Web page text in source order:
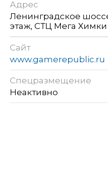
Адрес
Ленинградское шоссе
этаж, СТЦ Мега Химки
Сайт
www.gamerepublic.ru
Спецразмещение
Неактивно